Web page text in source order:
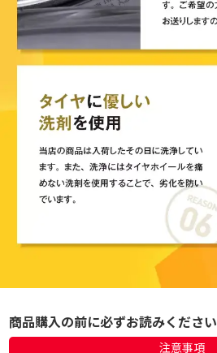
商品購入の前に必ずお読みください
注意事項